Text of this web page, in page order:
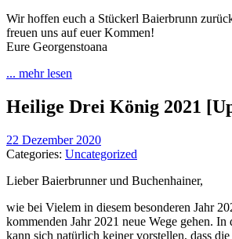
Wir hoffen euch a Stückerl Baierbrunn
freuen uns auf euer Kommen!
Eure Georgenstoana
... mehr lesen
Heilige Drei König 2021
22 Dezember 2020
Categories: Uncategorized
Lieber Baierbrunner und Buchenhainer,
wie bei Vielem in diesem besonderen Jahr
kommenden Jahr 2021 neue Wege gehen.
kann sich natürlich keiner vorstellen, dass